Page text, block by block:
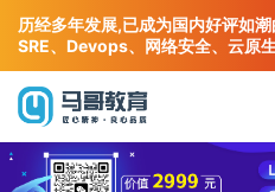
历经多年发展,已成为国内好评如
SRE、Devops、网络安全、云原
业人才培训机构!